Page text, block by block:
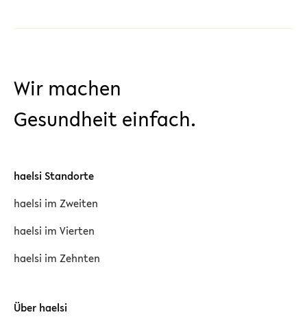
Wir machen
Gesundheit einfach.
haelsi Standorte
haelsi im Zweiten
haelsi im Vierten
haelsi im Zehnten
Über haelsi